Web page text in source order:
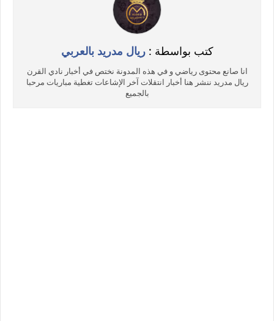
كتب بواسطة :ريال مدريد بالعربي
انا صانع محتوى رياضي و في هذه المدونة نختص في أخبار نادي القرن
ريال مدريد ننشر هنا أخبار انتقلات آخر الإشاعات تغطية مباريات مرحبا
بالجميع